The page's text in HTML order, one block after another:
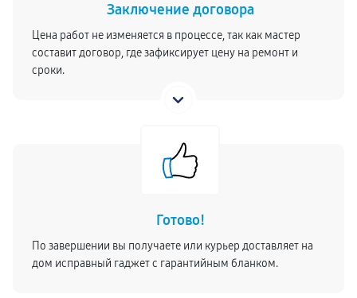
Заключение договора
Цена работ не изменяется в процессе, так как мастер
составит договор, где зафиксирует цену на ремонт и
сроки.
Готово!
По завершении вы получаете или курьер доставляет на
дом исправный гаджет с гарантийным бланком.